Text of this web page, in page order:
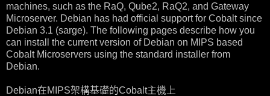
machines, such as the RaQ, Qube2, RaQ2, and Gateway
Microserver. Debian has had official support for Cobalt since
Debian 3.1 (sarge). The following pages describe how you
can install the current version of Debian on MIPS based
Cobalt Microservers using the standard installer from
Debian.
Debian在MIPS架構基礎的Cobalt主機上